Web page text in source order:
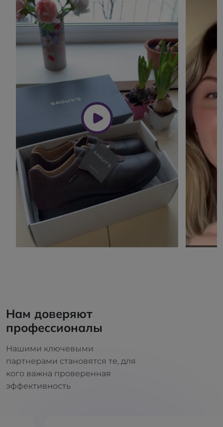
Нам доверяют
профессионалы
Нашими ключевыми
партнерами становятся те, для
кого важна проверенная
эффективность